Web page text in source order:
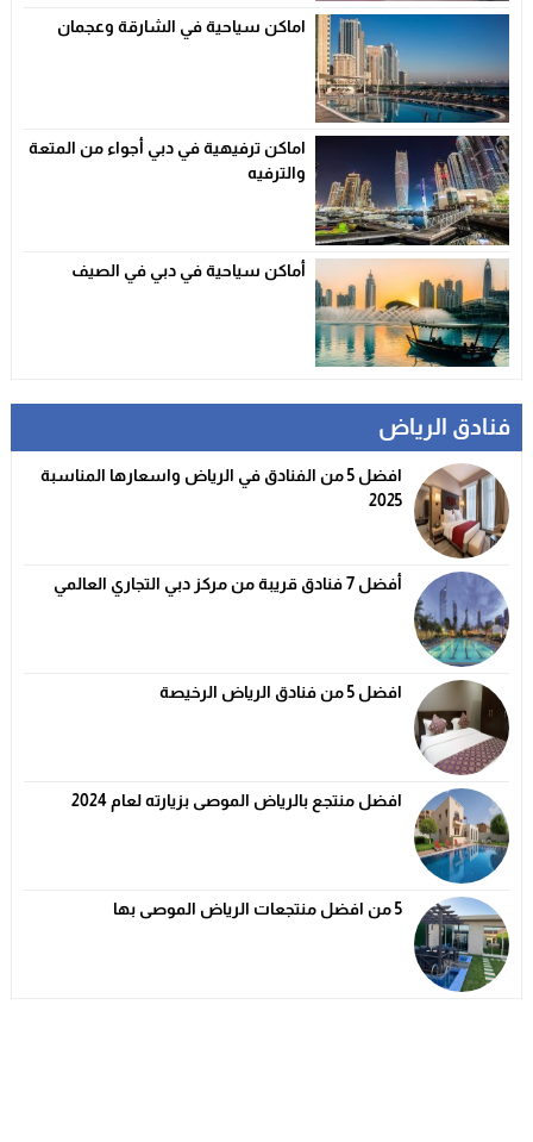
اماكن سياحية في الشارقة وعجمان
اماكن ترفيهية في دبي أجواء من المتعة
والترفيه
أماكن سياحية في دبي في الصيف
فنادق الرياض
افضل 5 من الفنادق في الرياض واسعارها المناسبة
2025
أفضل 7 فنادق قريبة من مركز دبي التجاري العالمي
افضل 5 من فنادق الرياض الرخيصة
افضل منتجع بالرياض الموصى بزيارته لعام 2024
5 من افضل منتجعات الرياض الموصى بها